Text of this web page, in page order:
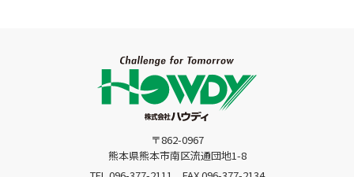
〒862-0967
熊本県熊本市南区流通団地1-8